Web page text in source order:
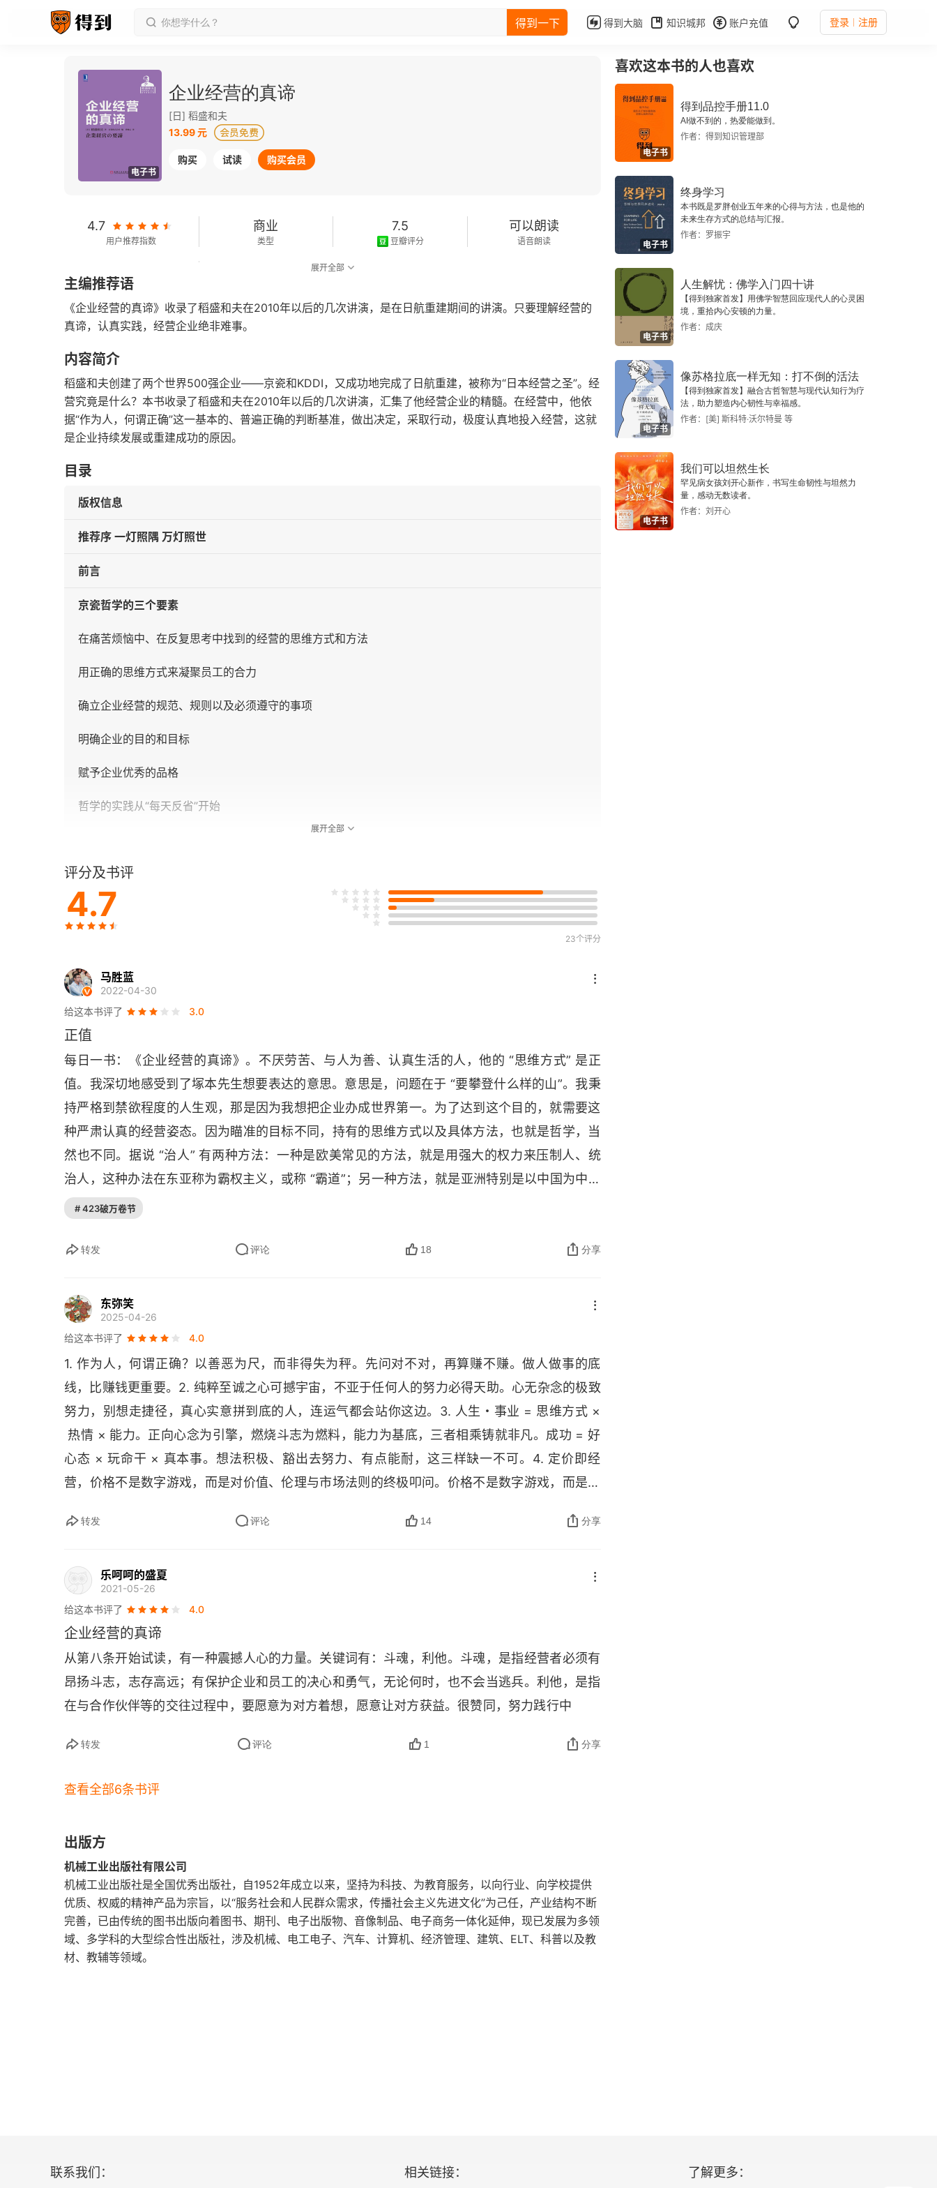
得到一下 得到大脑 知识城邦 账户充值 登录 注册
电子书
企业经营的真谛
[日] 稻盛和夫
13.99 元
购买 试读 购买会员
4.7
用户推荐指数
商业
类型
7.5
豆瓣评分
可以朗读
语音朗读
字数
展开全部
主编推荐语
《企业经营的真谛》收录了稻盛和夫在2010年以后的几次讲演，是在日航重建期间的讲演。只要理解经营的
真谛，认真实践，经营企业绝非难事。
内容简介
稻盛和夫创建了两个世界500强企业——京瓷和KDDI，又成功地完成了日航重建，被称为“日本经营之圣”。经
营究竟是什么？本书收录了稻盛和夫在2010年以后的几次讲演，汇集了他经营企业的精髓。在经营中，他依
据“作为人，何谓正确”这一基本的、普遍正确的判断基准，做出决定，采取行动，极度认真地投入经营，这就
是企业持续发展或重建成功的原因。
目录
版权信息
推荐序 一灯照隅 万灯照世
前言
京瓷哲学的三个要素
在痛苦烦恼中、在反复思考中找到的经营的思维方式和方法
用正确的思维方式来凝聚员工的合力
确立企业经营的规范、规则以及必须遵守的事项
明确企业的目的和目标
赋予企业优秀的品格
哲学的实践从“每天反省”开始
人格随时会变，因此要不断努力提升人格、保持优秀的人格
哲学才是经营的源泉
经营的真谛就是把哲学做到极致
在逆境中找到的“哲学”
只具备平凡能力的人，怎样才能做出不平凡的事
无止境的努力带来成功
思维方式是负数，结果也会是负数
哲学带来了日航意识改革的成功
哲学点燃了员工内心的火种，唤来了客人感动的声音
员工意识和公司业绩联动
“阿米巴经营”带来企业持续发展
“阿米巴经营”的三个目的
运用“阿米巴经营”时的注意点：阿米巴组织划分的三个要点
损伤公司整体道德和利益的“部门间利益的对立”
阿米巴长需要哲学
把“体贴人的经营”变为现实可能的经营体制
并非财务专家的我所确立的会计原则
经营的原点和会计：回到事物的本质思考问题
1.以现金为基础的经营原则
2.一一对应的原则
3.筋肉坚实的原则
4.完美主义的原则
6.提高核算效益的原则
7.玻璃般透明的经营原则
坚实的经营管理体制促进企业进一步发展
领导人的资质
盛和塾的塾生实践“利他之心”
展开全部
评分及书评
4.7
23个评分
马胜蓝
2022-04-30
给这本书评了
3.0
正值
每日一书：《企业经营的真谛》。不厌劳苦、与人为善、认真生活的人，他的 “思维方式” 是正
值。我深切地感受到了塚本先生想要表达的意思。意思是，问题在于 “要攀登什么样的山”。我秉
持严格到禁欲程度的人生观，那是因为我想把企业办成世界第一。为了达到这个目的，就需要这
种严肃认真的经营姿态。因为瞄准的目标不同，持有的思维方式以及具体方法，也就是哲学，当
然也不同。据说 “治人” 有两种方法：一种是欧美常见的方法，就是用强大的权力来压制人、统
治人，这种办法在东亚称为霸权主义，或称 “霸道”；另一种方法，就是亚洲特别是以中国为中心
所倡导的 “德治” 的方法，就是用仁义来统治的方法，这种 “德治” 的方法叫作 “王道”。有关领导
也就是说，具有厚重性格，并经常对事物进行深入思考，是作为领导人的最重要的资质。同时，
不厌劳苦、与人为善、认真生活的人，他的 “思维方式” 是正值。但是，妒忌别人、憎恨社会、
否定真挚的人生态度，这样的 “思维方式” 就是负值。“思维方式” 是正值的话，人生・事业的结
果就是一个更大的正值。相反，持有哪怕是很小的负面的 “思维方式”，方程式的结果一下子就变
成了负值。这时，“能力” 越强，“热情” 越高，人生和事业的负值就越大，就会留下一个悲惨的结
果。
# 423破万卷节
转发 评论 18 分享
东弥笑
2025-04-26
给这本书评了
4.0
1. 作为人，何谓正确？以善恶为尺，而非得失为秤。先问对不对，再算赚不赚。做人做事的底
线，比赚钱更重要。2. 纯粹至诚之心可撼宇宙，不亚于任何人的努力必得天助。心无杂念的极致
努力，别想走捷径，真心实意拼到底的人，连运气都会站你这边。3. 人生・事业 = 思维方式 ×
热情 × 能力。正向心念为引擎，燃烧斗志为燃料，能力为基底，三者相乘铸就非凡。成功 = 好
心态 × 玩命干 × 真本事。想法积极、豁出去努力、有点能耐，这三样缺一不可。4. 定价即经
营，价格不是数字游戏，而是对价值、伦理与市场法则的终极叩问。价格不是数字游戏，而是良
觉醒之火，让员工像给自己家干活一样上心，生意自然成。6. 所谓创新，不过是回归到作为人本
转发 评论 14 分享
乐呵呵的盛夏
2021-05-26
给这本书评了
4.0
企业经营的真谛
从第八条开始试读，有一种震撼人心的力量。关键词有：斗魂，利他。斗魂，是指经营者必须有
昂扬斗志，志存高远；有保护企业和员工的决心和勇气，无论何时，也不会当逃兵。利他，是指
在与合作伙伴等的交往过程中，要愿意为对方着想，愿意让对方获益。很赞同，努力践行中
转发 评论 1 分享
查看全部6条书评
出版方
机械工业出版社有限公司
机械工业出版社是全国优秀出版社，自1952年成立以来，坚持为科技、为教育服务，以向行业、向学校提供
优质、权威的精神产品为宗旨，以“服务社会和人民群众需求，传播社会主义先进文化”为己任，产业结构不断
完善，已由传统的图书出版向着图书、期刊、电子出版物、音像制品、电子商务一体化延伸，现已发展为多领
域、多学科的大型综合性出版社，涉及机械、电工电子、汽车、计算机、经济管理、建筑、ELT、科普以及教
材、教辅等领域。
喜欢这本书的人也喜欢
电子书
得到品控手册11.0
AI做不到的，热爱能做到。
作者：得到知识管理部
电子书
终身学习
本书既是罗胖创业五年来的心得与方法，也是他的
未来生存方式的总结与汇报。
作者：罗振宇
电子书
人生解忧：佛学入门四十讲
【得到独家首发】用佛学智慧回应现代人的心灵困
境，重拾内心安顿的力量。
作者：成庆
电子书
像苏格拉底一样无知：打不倒的活法
【得到独家首发】融合古哲智慧与现代认知行为疗
法，助力塑造内心韧性与幸福感。
作者：[美] 斯科特·沃尔特曼 等
电子书
我们可以坦然生长
罕见病女孩刘开心新作，书写生命韧性与坦然力
量，感动无数读者。
作者：刘开心
联系我们： 相关链接： 了解更多：